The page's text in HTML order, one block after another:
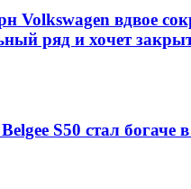
Volkswagen вдвое
ряд и хочет
S50 стал богаче